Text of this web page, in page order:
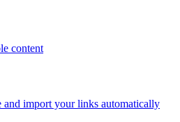
content
and import your links automatically